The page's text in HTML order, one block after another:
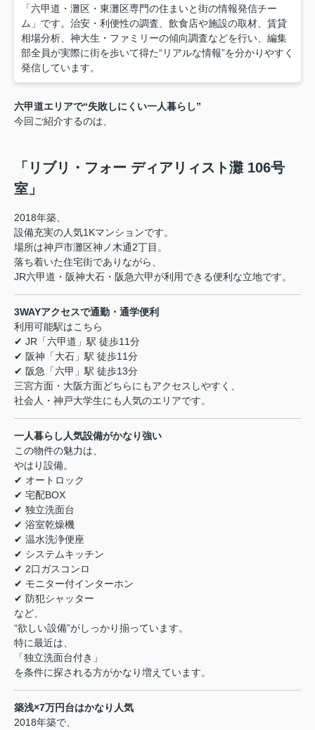
「六甲道・灘区・東灘区専門の住まいと街の情報発信チー
ム」です。治安・利便性の調査、飲食店や施設の取材、賃貸
相場分析、神大生・ファミリーの傾向調査などを行い、編集
部全員が実際に街を歩いて得た“リアルな情報”を分かりやすく
発信しています。
六甲道エリアで“失敗しにくい一人暮らし”
今回ご紹介するのは、
「リブリ・フォー ディアリィスト灘 106号
室」
2018年築、
設備充実の人気1Kマンションです。
場所は神戸市灘区神ノ木通2丁目。
落ち着いた住宅街でありながら、
JR六甲道・阪神大石・阪急六甲が利用できる便利な立地です。
3WAYアクセスで通勤・通学便利
利用可能駅はこちら
✔ JR「六甲道」駅 徒歩11分
✔ 阪神「大石」駅 徒歩11分
✔ 阪急「六甲」駅 徒歩13分
三宮方面・大阪方面どちらにもアクセスしやすく、
社会人・神戸大学生にも人気のエリアです。
一人暮らし人気設備がかなり強い
この物件の魅力は、
やはり設備。
✔ オートロック
✔ 宅配BOX
✔ 独立洗面台
✔ 浴室乾燥機
✔ 温水洗浄便座
✔ システムキッチン
✔ 2口ガスコンロ
✔ モニター付インターホン
✔ 防犯シャッター
など、
“欲しい設備”がしっかり揃っています。
特に最近は、
「独立洗面台付き」
を条件に探される方がかなり増えています。
築浅×7万円台はかなり人気
2018年築で、